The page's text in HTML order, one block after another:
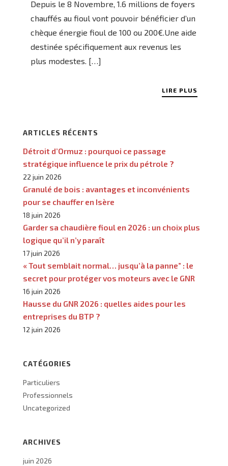
Depuis le 8 Novembre, 1.6 millions de foyers
chauffés au fioul vont pouvoir bénéficier d’un
chèque énergie fioul de 100 ou 200€.Une aide
destinée spécifiquement aux revenus les
plus modestes. […]
LIRE PLUS
ARTICLES RÉCENTS
Détroit d’Ormuz : pourquoi ce passage
stratégique influence le prix du pétrole ?
22 juin 2026
Granulé de bois : avantages et inconvénients
pour se chauffer en Isère
18 juin 2026
Garder sa chaudière fioul en 2026 : un choix plus
logique qu’il n’y paraît
17 juin 2026
« Tout semblait normal… jusqu’à la panne” : le
secret pour protéger vos moteurs avec le GNR
16 juin 2026
Hausse du GNR 2026 : quelles aides pour les
entreprises du BTP ?
12 juin 2026
CATÉGORIES
Particuliers
Professionnels
Uncategorized
ARCHIVES
juin 2026